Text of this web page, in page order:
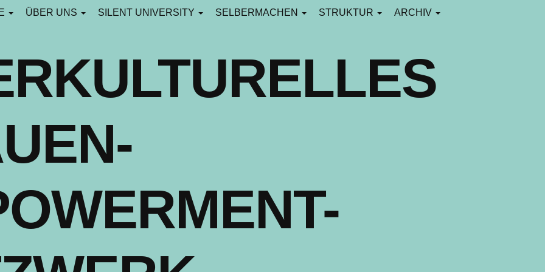
ÜBER UNS SILENT UNIVERSITY SELBERMACHEN STRUKTUR ARCHIV